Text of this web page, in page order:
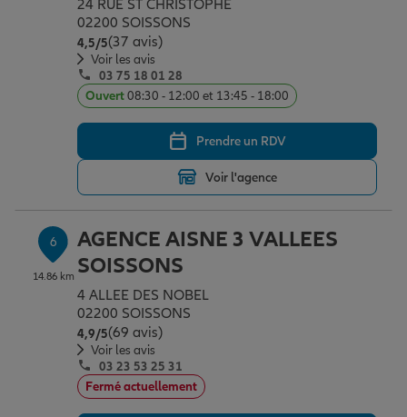
24 RUE ST CHRISTOPHE
02200 SOISSONS
4,5/5Note de 4.5 sur 5
(37 avis)
Voir les avis
03 75 18 01 28
Ouvert08:30 - 12:00 et 13:45 - 18:00
Prendre un RDV
Voir l'agence
6
14.86 km
AGENCE AISNE 3 VALLEES
SOISSONS
4 ALLEE DES NOBEL
02200 SOISSONS
4,9/5Note de 4.9 sur 5
(69 avis)
Voir les avis
03 23 53 25 31
Fermé actuellement